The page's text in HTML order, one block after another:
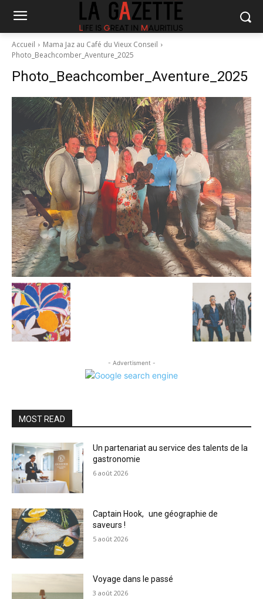
Accueil
Mama Jaz au Café du Vieux Conseil
Photo_Beachcomber_Aventure_2025
Photo_Beachcomber_Aventure_2025
- Advertisment -
MOST READ
Un partenariat au service des talents de la
gastronomie
6 août 2026
Captain Hook, une géographie de
saveurs !
5 août 2026
Voyage dans le passé
3 août 2026